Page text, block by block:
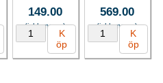
149.00
(inkl. moms)
K
öp
569.00
(inkl. moms)
K
öp